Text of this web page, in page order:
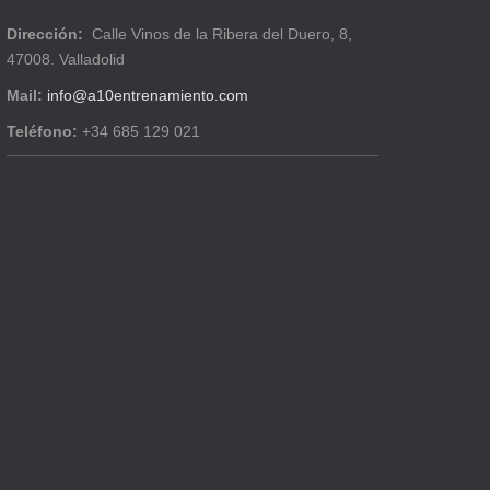
Dirección: Calle Vinos de la Ribera del Duero, 8,
47008. Valladolid
Mail: info@a10entrenamiento.com
Teléfono: +34 685 129 021